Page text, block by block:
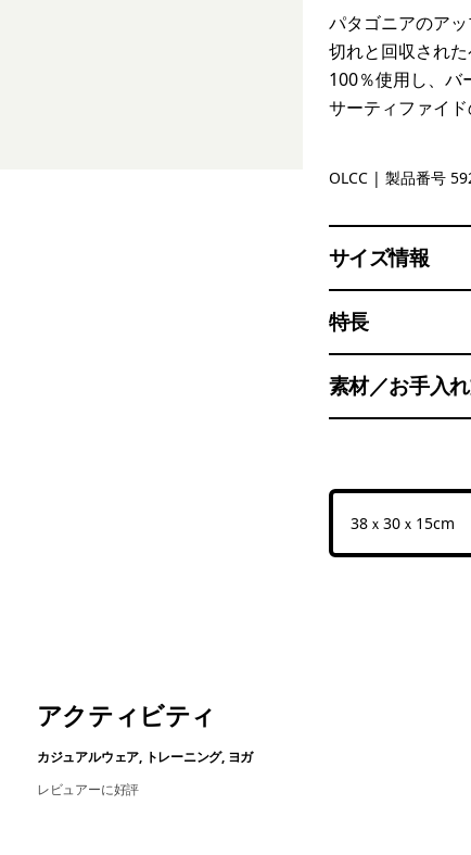
パタゴニアのア
切れと回収され
100％使用し、バ
サーティファイ
'95 Oval
OLCC | 製品番号
サイズ情報
特長
素材／お手入
38ｘ30ｘ15cm
アクティビティ
カジュアルウェア, トレーニング, ヨガ
レビュアーに好評